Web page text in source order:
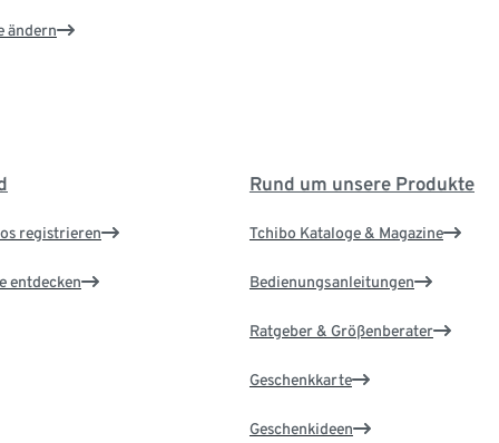
ändern
registrieren
entdecken
Rund um unsere Produkte
Tchibo Kataloge & Magazine
Bedienungsanleitungen
Ratgeber & Größenberater
Geschenkkarte
Geschenkideen